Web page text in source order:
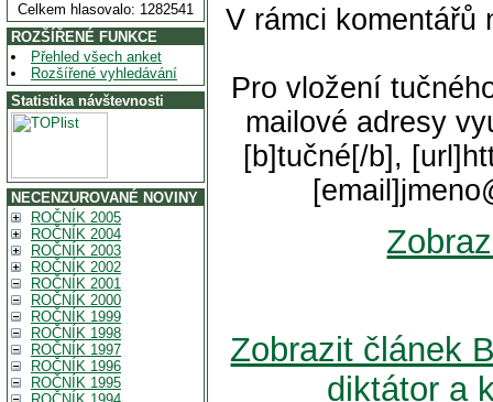
Celkem hlasovalo: 1282541
ROZŠÍŘENÉ FUNKCE
Přehled všech anket
Rozšířené vyhledávání
Statistika návštevnosti
NECENZUROVANÉ NOVINY
ROČNÍK 2005
ROČNÍK 2004
ROČNÍK 2003
ROČNÍK 2002
ROČNÍK 2001
ROČNÍK 2000
ROČNÍK 1999
ROČNÍK 1998
ROČNÍK 1997
ROČNÍK 1996
ROČNÍK 1995
V rámci komentářů
Pro vložení
mailové adresy
[b]tučné[/b],
Zobrazit článek
diktátor a